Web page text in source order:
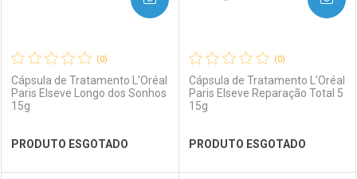
Ver Desconto Convênio Ver Desconto Convênio
(0)
Cápsula de Tratamento L'Oréal
Paris Elseve Longo dos Sonhos
15g
PRODUTO ESGOTADO
(0)
Cápsula de Tratamento L'Oréal
Paris Elseve Reparação Total 5
15g
PRODUTO ESGOTADO